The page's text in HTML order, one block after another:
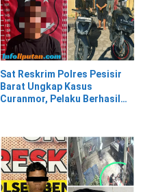
Sat Reskrim Polres Pesisir
Barat Ungkap Kasus
Curanmor, Pelaku Berhasil